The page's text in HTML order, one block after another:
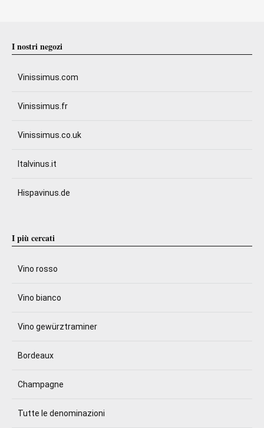
I nostri negozi
Vinissimus.com
Vinissimus.fr
Vinissimus.co.uk
Italvinus.it
Hispavinus.de
I più cercati
Vino rosso
Vino bianco
Vino gewürztraminer
Bordeaux
Champagne
Tutte le denominazioni